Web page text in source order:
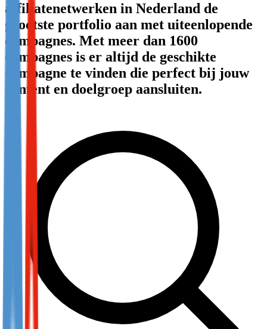
Not already our Publisher?
Sign up here
affiliatenetwerken in Nederland de
grootste portfolio aan met uiteenlopende
campagnes. Met meer dan 1600
campagnes is er altijd de geschikte
campagne te vinden die perfect bij jouw
content en doelgroep aansluiten.